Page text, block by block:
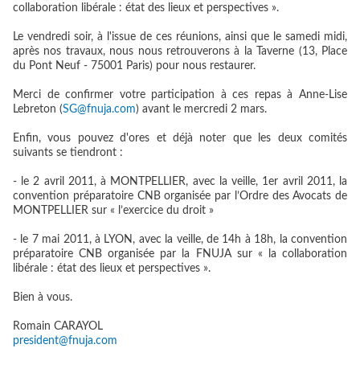
collaboration libérale : état des lieux et perspectives ».
Le vendredi soir, à l'issue de ces réunions, ainsi que le samedi midi,
après nos travaux, nous nous retrouverons à la Taverne (13, Place
du Pont Neuf - 75001 Paris) pour nous restaurer.
Merci de confirmer votre participation à ces repas à Anne-Lise
Lebreton (SG@fnuja.com) avant le mercredi 2 mars.
Enfin, vous pouvez d'ores et déjà noter que
les deux comités
suivants se tiendront :
- le 2 avril 2011, à MONTPELLIER, avec la veille, 1er avril 2011, la
convention préparatoire CNB organisée par l’Ordre des Avocats de
MONTPELLIER sur « l’exercice du droit »
- le 7 mai 2011, à LYON, avec la veille, de 14h à 18h, la convention
préparatoire CNB organisée par la FNUJA sur « la collaboration
libérale : état des lieux et perspectives ».
Bien à vous.
Romain CARAYOL
president@fnuja.com